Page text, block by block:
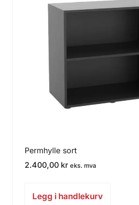
Permhylle sort
2.400,00 kr eks. mva
Legg i handlekurv